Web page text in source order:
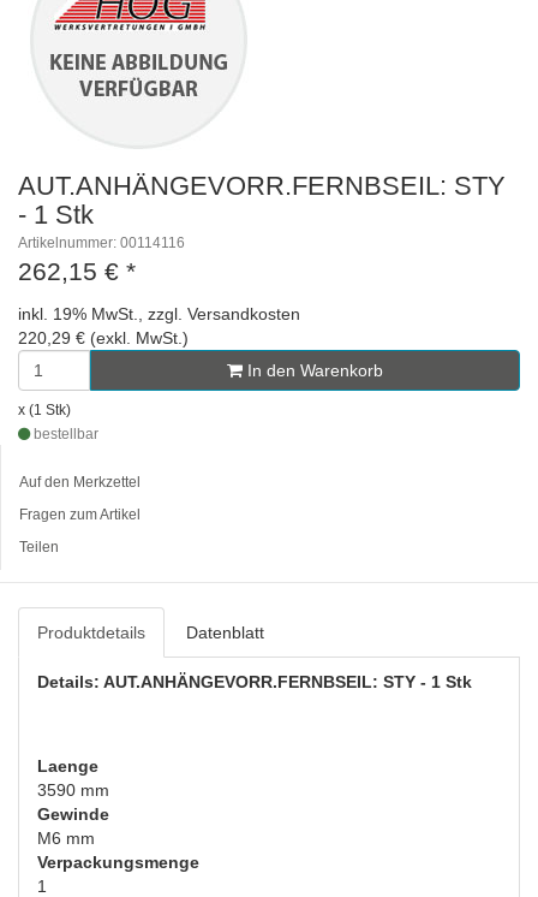
AUT.ANHÄNGEVORR.FERNBSEIL: STY
- 1 Stk
Artikelnummer: 00114116
262,15 € *
inkl. 19% MwSt., zzgl. Versandkosten
220,29 € (exkl. MwSt.)
In den Warenkorb
x (1 Stk)
bestellbar
Auf den Merkzettel
Fragen zum Artikel
Teilen
Produktdetails Datenblatt
Details: AUT.ANHÄNGEVORR.FERNBSEIL: STY - 1 Stk
Laenge
3590 mm
Gewinde
M6 mm
Verpackungsmenge
1